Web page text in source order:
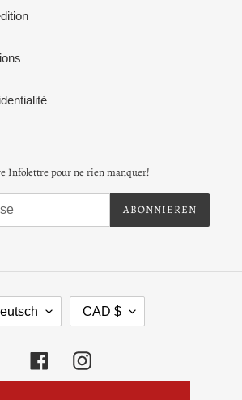
Infolettre pour ne rien manquer!
ABONNIEREN
W
H
U
N
CAD $
FacebookInstagram